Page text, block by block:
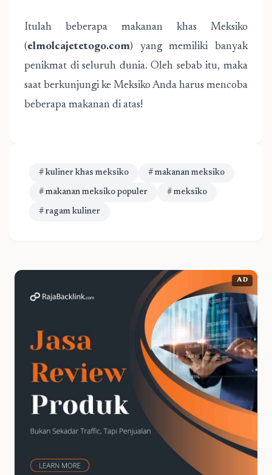
Itulah beberapa makanan khas Meksiko
(elmolcajetetogo.com) yang memiliki banyak
penikmat di seluruh dunia. Oleh sebab itu, maka
saat berkunjungi ke Meksiko Anda harus mencoba
beberapa makanan di atas!
# kuliner khas meksiko # makanan meksiko
# makanan meksiko populer # meksiko
# ragam kuliner
AD